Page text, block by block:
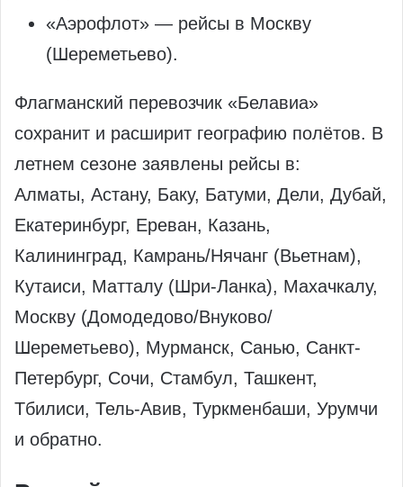
«Аэрофлот» — рейсы в Москву
(Шереметьево).
Флагманский перевозчик «Белавиа»
сохранит и расширит географию полётов. В
летнем сезоне заявлены рейсы в:
Алматы, Астану, Баку, Батуми, Дели, Дубай,
Екатеринбург, Ереван, Казань,
Калининград, Камрань/Нячанг (Вьетнам),
Кутаиси, Матталу (Шри-Ланка), Махачкалу,
Москву (Домодедово/Внуково/
Шереметьево), Мурманск, Санью, Санкт-
Петербург, Сочи, Стамбул, Ташкент,
Тбилиси, Тель-Авив, Туркменбаши, Урумчи
и обратно.